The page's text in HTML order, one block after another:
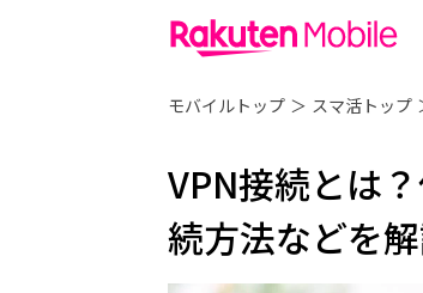
モバイルトップ ＞ スマ活トップ
VPN接続とは
続方法などを